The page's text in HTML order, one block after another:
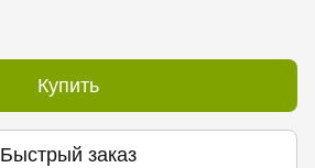
Купить
Быстрый заказ